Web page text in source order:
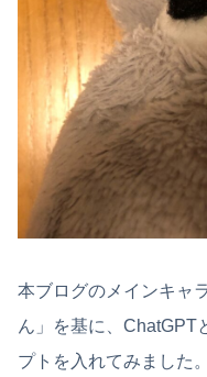
本ブログのメインキャ
ん」を基に、ChatGPT
プトを入れてみました。